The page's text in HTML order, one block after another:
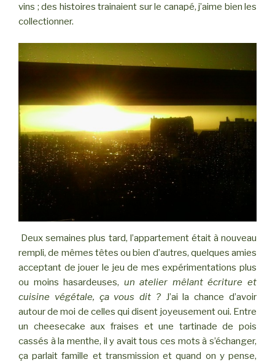
vins ; des histoires trainaient sur le canapé, j’aime bien les
collectionner.
Deux semaines plus tard, l’appartement était à nouveau
rempli, de mêmes têtes ou bien d’autres, quelques amies
acceptant de jouer le jeu de mes expérimentations plus
ou moins hasardeuses, un atelier mêlant écriture et
cuisine végétale, ça vous dit ? J’ai la chance d’avoir
autour de moi de celles qui disent joyeusement oui. Entre
un cheesecake aux fraises et une tartinade de pois
cassés à la menthe, il y avait tous ces mots à s’échanger,
ça parlait famille et transmission et quand on y pense,